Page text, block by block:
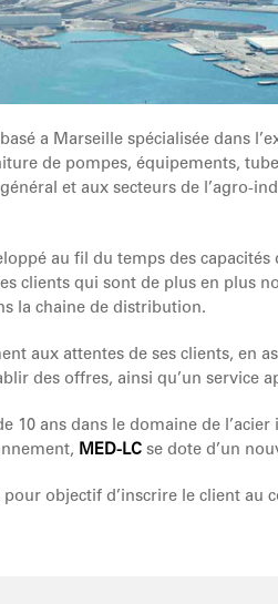
a Marseille spécialisée dans
de pompes, équipements,
et aux secteurs de l’agro-
au fil du temps des
clients qui sont de plus en plus
la chaine de distribution.
aux attentes de ses clients, en
des offres, ainsi qu’un service
10 ans dans le domaine de
MED-LC se dote d’un
objectif d’inscrire le client au